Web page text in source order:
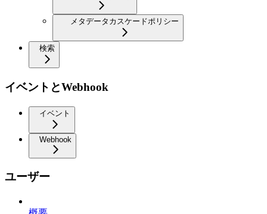
メタデータカスケードポリシー
検索
イベントとWebhook
イベント
Webhook
ユーザー